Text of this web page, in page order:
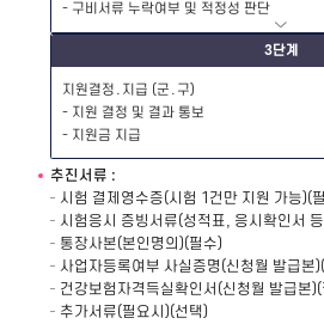
- 구비서류 누락여부 및 적정성 판단
3단계
지원결정․지급 (군․구)
- 지원 결정 및 결과 통보
- 지원금 지급
추진서류 :
시험 결제영수증(시험 1건만 지원 가능)(
시험응시 증빙서류(성적표, 응시확인서
통장사본(본인명의)(필수)
사업자등록여부 사실증명(신청월 발급본
건강보험자격득실확인서(신청월 발급본)(
추가서류(필요시)(선택)